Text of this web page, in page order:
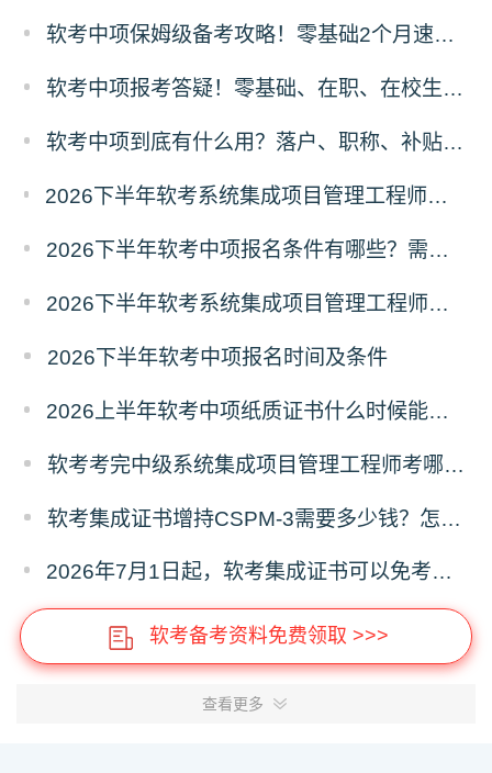
软考中项保姆级备考攻略！零基础2个月速成，通关拿证
软考中项报考答疑！零基础、在职、在校生常见问题解答
软考中项到底有什么用？落户、职称、补贴、就业全价值拆解
2026下半年软考系统集成项目管理工程师报名条件有哪些？需要准备什么材料？
2026下半年软考中项报名条件有哪些？需要准备什么材料？
2026下半年软考系统集成项目管理工程师报名时间及条件
2026下半年软考中项报名时间及条件
2026上半年软考中项纸质证书什么时候能领取？在哪领取？
软考考完中级系统集成项目管理工程师考哪个高级？
软考集成证书增持CSPM-3需要多少钱？怎么增持？
2026年7月1日起，软考集成证书可以免考增持CSPM-3
软考备考资料免费领取 >>>
查看更多